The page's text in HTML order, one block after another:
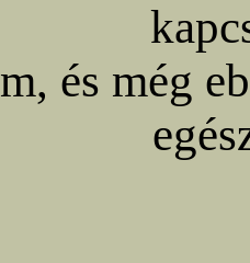
és még